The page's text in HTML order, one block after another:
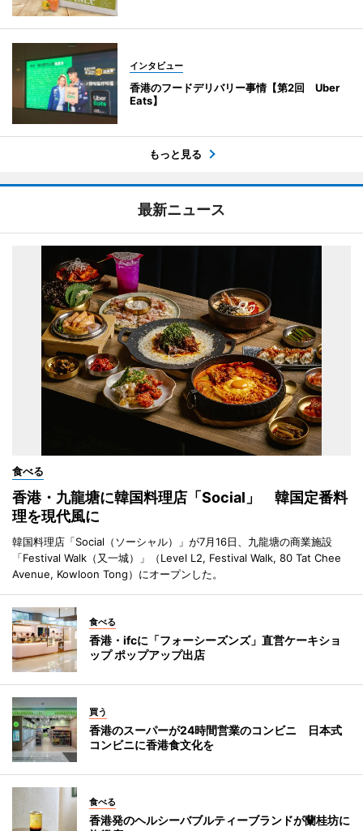
インタビュー
香港のフードデリバリー事情【第2回 Uber
Eats】
もっと見る
最新ニュース
食べる
香港・九龍塘に韓国料理店「Social」 韓国定番料
理を現代風に
韓国料理店「Social（ソーシャル）」が7月16日、九龍塘の商業施設
「Festival Walk（又一城）」（Level L2, Festival Walk, 80 Tat Chee
Avenue, Kowloon Tong）にオープンした。
食べる
香港・ifcに「フォーシーズンズ」直営ケーキショ
ップ ポップアップ出店
買う
香港のスーパーが24時間営業のコンビニ 日本式
コンビニに香港食文化を
食べる
香港発のヘルシーバブルティーブランドが蘭桂坊に